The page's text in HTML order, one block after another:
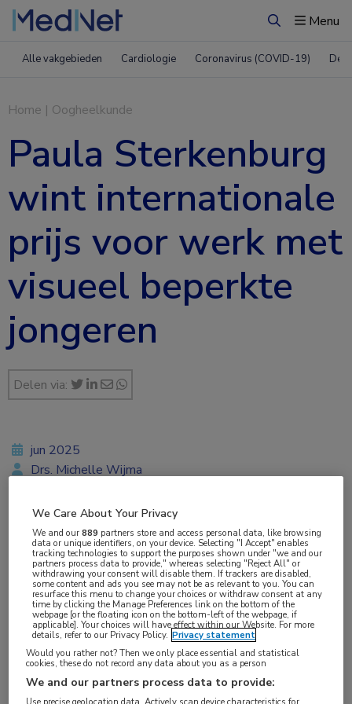
ZoekenMenu
Alle vakgebieden Cardiologie Coronavirus (COVID-19)
Home | Oogheelkunde
Paula Sterkenburg
wint internationale
prijs voor werk met
visueel beperkte
jongeren
Delen via:
jun 2025
Drs. Michelle Wijma
Vakgebieden:
Kindergeneeskunde,Oogheelkunde
Tags:
commu,retinopathie
We Care About Your Privacy
We and our889 partners store and access personal data, like browsing
data or unique identifiers, on your device. Selecting "I Accept" enables
tracking technologies to support the purposes shown under "we and our
partners process data to provide," whereas selecting "Reject All" or
withdrawing your consent will disable them. If trackers are disabled,
some content and ads you see may not be as relevant to you. You can
resurface this menu to change your choices or withdraw consent at any
time by clicking the Manage Preferences link on the bottom of the
webpage [or the floating icon on the bottom-left of the webpage, if
applicable]. Your choices will have effect within our Website. For more
details, refer to our Privacy Policy. Privacy statement
Would you rather not? Then we only place essential and statistical
cookies, these do not record any data about you as a person
We and our partners process data to provide:
Use precise geolocation data. Actively scan device characteristics for